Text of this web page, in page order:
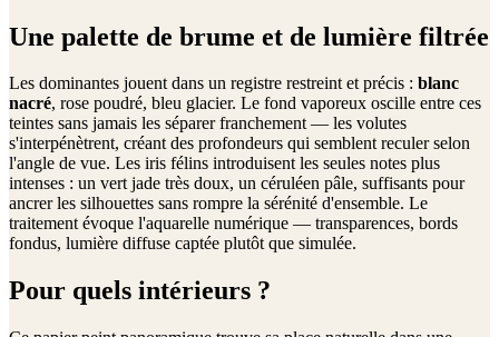
Une palette de brume et de lumière filtrée
Les dominantes jouent dans un registre restreint et précis : blanc
nacré, rose poudré, bleu glacier. Le fond vaporeux oscille entre ces
teintes sans jamais les séparer franchement — les volutes
s'interpénètrent, créant des profondeurs qui semblent reculer selon
l'angle de vue. Les iris félins introduisent les seules notes plus
intenses : un vert jade très doux, un céruléen pâle, suffisants pour
ancrer les silhouettes sans rompre la sérénité d'ensemble. Le
traitement évoque l'aquarelle numérique — transparences, bords
fondus, lumière diffuse captée plutôt que simulée.
Pour quels intérieurs ?